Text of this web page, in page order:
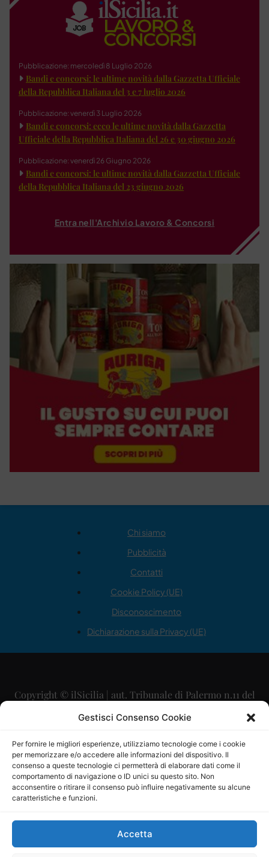
Gestisci Consenso Cookie
Per fornire le migliori esperienze, utilizziamo tecnologie come i cookie
per memorizzare e/o accedere alle informazioni del dispositivo. Il
consenso a queste tecnologie ci permetterà di elaborare dati come il
comportamento di navigazione o ID unici su questo sito. Non
acconsentire o ritirare il consenso può influire negativamente su alcune
caratteristiche e funzioni.
Accetta
Pubblicazione: mercoledì 8 Luglio 2026
Bandi e concorsi: le ultime novità dalla Gazzetta Ufficiale
della Repubblica Italiana del 3 e 7 luglio 2026
Pubblicazione: venerdì 3 Luglio 2026
Bandi e concorsi: ecco le ultime novità dalla Gazzetta
Ufficiale della Repubblica Italiana del 26 e 30 giugno 2026
Pubblicazione: venerdì 26 Giugno 2026
Bandi e concorsi: le ultime novità dalla Gazzetta Ufficiale
della Repubblica Italiana del 23 giugno 2026
Entra nell'Archivio Lavoro & Concorsi
Chi siamo
Pubblicità
Contatti
Cookie Policy (UE)
Disconoscimento
Dichiarazione sulla Privacy (UE)
Copyright © ilSicilia | aut. Tribunale di Palermo n.11 del
29/09/2015
Direttore Editoriale: Maurizio Scaglione
Direttore Responsabile: Maria Calabrese
P.IVA: 06334930820
Mercurio Comunicazione Società Cooperativa a r.l. è